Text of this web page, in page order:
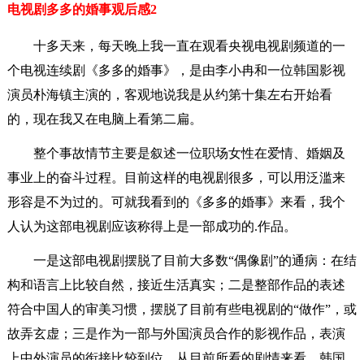
电视剧多多的婚事观后感2
十多天来，每天晚上我一直在观看央视电视剧频道的一
个电视连续剧《多多的婚事》，是由李小冉和一位韩国影视
演员朴海镇主演的，客观地说我是从约第十集左右开始看
的，现在我又在电脑上看第二扁。
整个事故情节主要是叙述一位职场女性在爱情、婚姻及
事业上的奋斗过程。目前这样的电视剧很多，可以用泛滥来
形容是不为过的。可就我看到的《多多的婚事》来看，我个
人认为这部电视剧应该称得上是一部成功的.作品。
一是这部电视剧摆脱了目前大多数“偶像剧”的通病：在结
构和语言上比较自然，接近生活真实；二是整部作品的表述
符合中国人的审美习惯，摆脱了目前有些电视剧的“做作”，或
故弄玄虚；三是作为一部与外国演员合作的影视作品，表演